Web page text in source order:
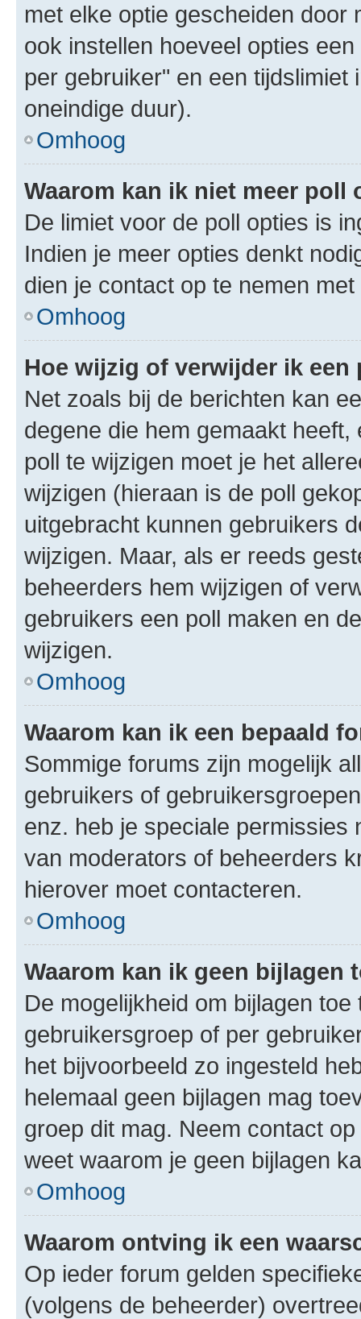
met elke optie gescheiden door
ook instellen hoeveel opties
per gebruiker" en een
oneindige duur).
Omhoog
Waarom kan ik niet meer poll
De limiet voor de poll opties is
Indien je meer opties denkt
dien je contact op te nemen
Omhoog
Hoe wijzig of verwijder ik een
Net zoals bij de berichten kan
degene die hem gemaakt
poll te wijzigen moet je het
wijzigen (hieraan is de poll
uitgebracht kunnen gebruikers
wijzigen. Maar, als er reeds
beheerders hem wijzigen of
gebruikers een poll maken en
wijzigen.
Omhoog
Waarom kan ik een bepaald
Sommige forums zijn mogelijk
gebruikers of
enz. heb je speciale permissies
van moderators of beheerders
hierover moet contacteren.
Omhoog
Waarom kan ik geen bijlagen
De mogelijkheid om bijlagen
gebruikersgroep of per
het bijvoorbeeld zo ingesteld
helemaal geen bijlagen mag
groep dit mag. Neem contact
weet waarom je geen bijlagen
Omhoog
Waarom ontving ik een
Op ieder forum gelden
(volgens de beheerder)